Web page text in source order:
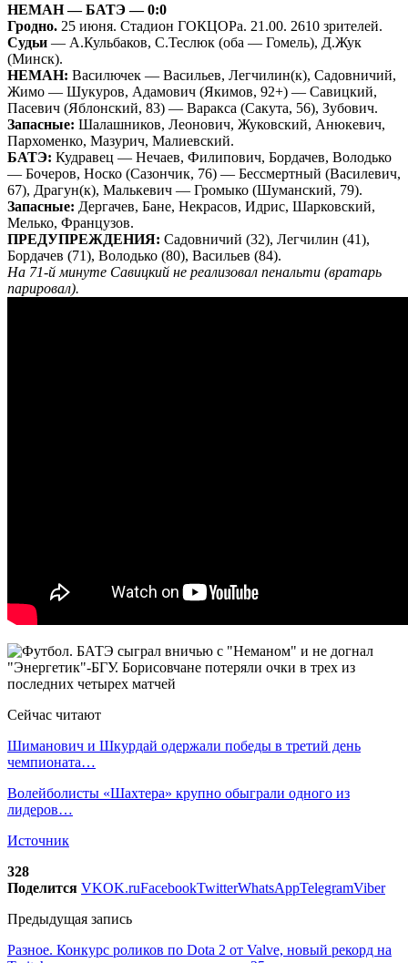
НЕМАН — БАТЭ — 0:0
Гродно. 25 июня. Стадион ГОКЦОРа. 21.00. 2610 зрителей.
Судьи — А.Кульбаков, С.Теслюк (оба — Гомель), Д.Жук
(Минск).
НЕМАН: Василючек — Васильев, Легчилин(к), Садовничий,
Жимо — Шукуров, Адамович (Якимов, 92+) — Савицкий,
Пасевич (Яблонский, 83) — Варакса (Сакута, 56), Зубович.
Запасные: Шалашников, Леонович, Жуковский, Анюкевич,
Пархоменко, Мазурич, Малиевский.
БАТЭ: Кудравец — Нечаев, Филипович, Бордачев, Володько
— Бочеров, Носко (Сазончик, 76) — Бессмертный (Василевич,
67), Драгун(к), Малькевич — Громыко (Шуманский, 79).
Запасные: Дергачев, Бане, Некрасов, Идрис, Шарковский,
Мелько, Французов.
ПРЕДУПРЕЖДЕНИЯ: Садовничий (32), Легчилин (41),
Бордачев (71), Володько (80), Васильев (84).
На 71-й минуте Савицкий не реализовал пенальти (вратарь
парировал).
Сейчас читают
Шиманович и Шкурдай одержали победы в третий день
чемпионата…
Волейболисты «Шахтера» крупно обыграли одного из
лидеров…
Источник
328
Поделится VKOK.ruFacebookTwitterWhatsAppTelegramViber
Предыдущая запись
Разное. Конкурс роликов по Dota 2 от Valve, новый рекорд на